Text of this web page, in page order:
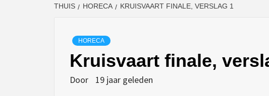
THUIS HORECA KRUISVAART FINALE, VERSLAG 1
HORECA
Kruisvaart finale,
Door 19 jaar geleden